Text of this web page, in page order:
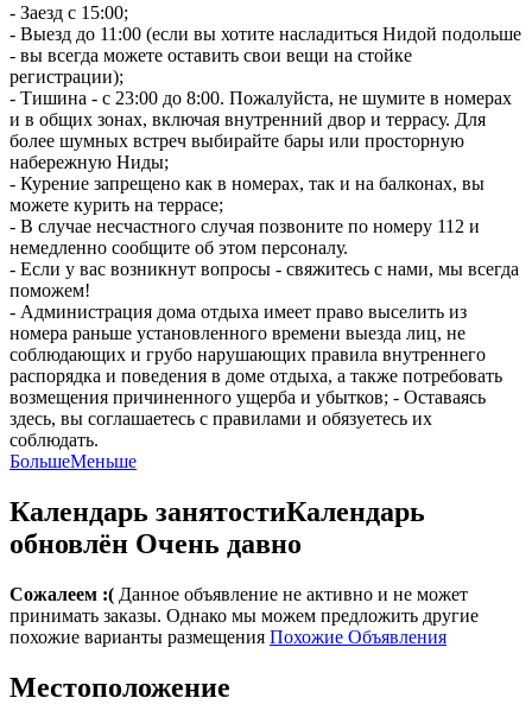
- Заезд с 15:00;
- Выезд до 11:00 (если вы хотите насладиться Нидой подольше
- вы всегда можете оставить свои вещи на стойке
регистрации);
- Тишина - с 23:00 до 8:00. Пожалуйста, не шумите в номерах
и в общих зонах, включая внутренний двор и террасу. Для
более шумных встреч выбирайте бары или просторную
набережную Ниды;
- Курение запрещено как в номерах, так и на балконах, вы
можете курить на террасе;
- В случае несчастного случая позвоните по номеру 112 и
немедленно сообщите об этом персоналу.
- Если у вас возникнут вопросы - свяжитесь с нами, мы всегда
поможем!
- Администрация дома отдыха имеет право выселить из
номера раньше установленного времени выезда лиц, не
соблюдающих и грубо нарушающих правила внутреннего
распорядка и поведения в доме отдыха, а также потребовать
возмещения причиненного ущерба и убытков; - Оставаясь
здесь, вы соглашаетесь с правилами и обязуетесь их
соблюдать.
БольшеМеньше
Календарь занятостиКалендарь
обновлён Очень давно
Сожалеем :( Данное объявление не активно и не может
принимать заказы. Однако мы можем предложить другие
похожие варианты размещения Похожие Объявления
Местоположение